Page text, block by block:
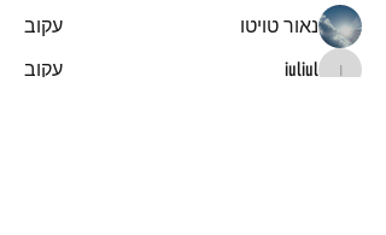
נאור טויטו
עקוב
iuliul
iuliul
עקוב